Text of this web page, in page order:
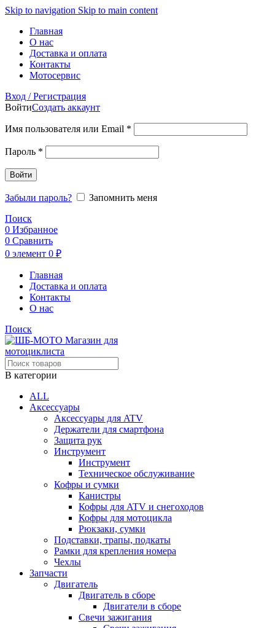
Skip to navigation Skip to main content
Главная
О нас
Доставка и оплата
Контакты
Мотосервис
Вход / Регистрация
ВойтиСоздать аккаунт
Имя пользователя или Email *
Пароль *
Войти
Забыли пароль?
Запомнить меня
Поиск
0 Избранное
0 Сравнить
0 элемент 0 ₽
Главная
Доставка и оплата
Контакты
О нас
Поиск
В категории
ALL
Аксессуары
Аксессуары для ATV
Держатели для смартфона
Защита рук
Инструмент
Инструмент
Техническое обслуживание
Кофры и сумки
Канистры
Кофры для ATV и снегоходов
Кофры для мотоцикла
Рюкзаки, сумки
Подставки, трапы, подкаты
Рамки для крепления номера
Чехлы
Запчасти
Двигатель
Двигатель в сборе
Двигатели в сборе
Свечи зажигания